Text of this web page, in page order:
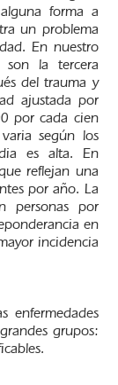
forma a
un problema
En nuestro
son la tercera
del trauma y
ajustada por
por cada cien
según los
es alta. En
reflejan una
por año. La
personas por
en
incidencia
enfermedades
grupos: